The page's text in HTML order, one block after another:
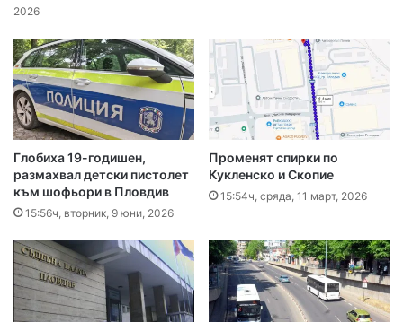
2026
Глобиха 19-годишен,
размахвал детски пистолет
към шофьори в Пловдив
15:56ч, вторник, 9 юни, 2026
Променят спирки по
Кукленско и Скопие
15:54ч, сряда, 11 март, 2026